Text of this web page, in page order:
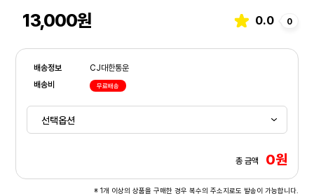
13,000원 0.0 0
배송정보
CJ대한통운
배송비
무료배송
총 금액 0원
※ 1개 이상의 상품을 구매한 경우 복수의 주소지로도 발송이 가능합니다.